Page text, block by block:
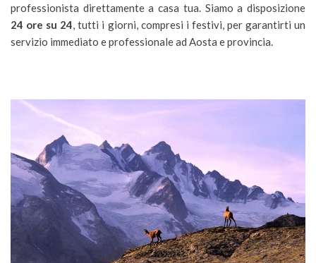
professionista direttamente a casa tua. Siamo a disposizione
24 ore su 24, tutti i giorni, compresi i festivi, per garantirti un
servizio immediato e professionale ad Aosta e provincia.